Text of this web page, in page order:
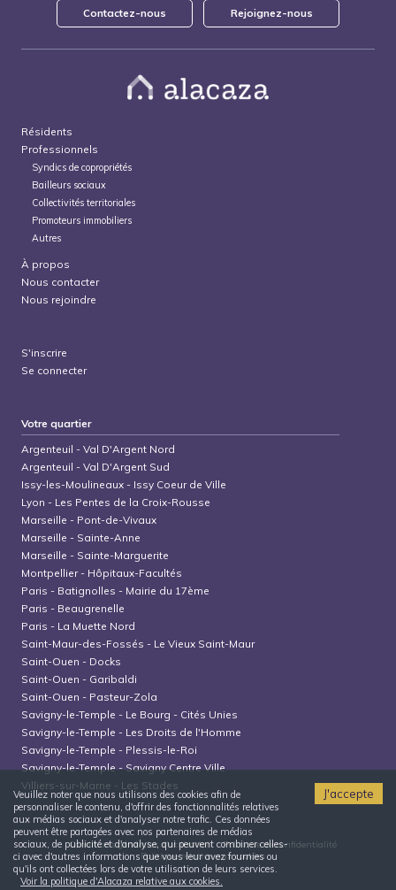
Contactez-nous Rejoignez-nous
Résidents
Professionnels
Syndics de copropriétés
Bailleurs sociaux
Collectivités territoriales
Promoteurs immobiliers
Autres
À propos
Nous contacter
Nous rejoindre
S'inscrire
Se connecter
Votre quartier
Argenteuil -Val D'Argent Nord
Argenteuil -Val D'Argent Sud
Issy-les-Moulineaux - Issy Coeur de Ville
Lyon - Les Pentes de la Croix-Rousse
Marseille - Pont-de-Vivaux
Marseille - Sainte-Anne
Marseille - Sainte-Marguerite
Montpellier- Hôpitaux-Facultés
Paris - Batignolles - Mairie du 17ème
Paris - Beaugrenelle
Paris - La Muette Nord
Saint-Maur-des-Fossés - Le Vieux Saint-Maur
Saint-Ouen - Docks
Saint-Ouen - Garibaldi
Saint-Ouen - Pasteur-Zola
Savigny-le-Temple - Le Bourg - Cités Unies
Savigny-le-Temple - Les Droits de l'Homme
Savigny-le-Temple - Plessis-le-Roi
Savigny-le-Temple-Savigny Centre Ville
Villiers-sur-Marne - Les Stades
Conditions générales d'utilisation
Politique de confidentialité
Politique relative aux cookies
Veuillez noter que nous utilisons des cookies afin de
personnaliser le contenu, d'offrir des fonctionnalités relatives
aux médias sociaux et d'analyser notre trafic. Ces données
peuvent être partagées avec nos partenaires de médias
sociaux, de publicité et d'analyse, qui peuvent combiner celles-
ci avec d'autres informations que vous leur avez fournies ou
qu'ils ont collectées lors de votre utilisation de leurs services.
Voir la politique d'Alacaza relative aux cookies.
J'accepte